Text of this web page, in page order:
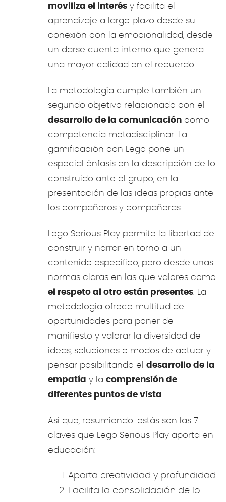
moviliza el interés y facilita el
aprendizaje a largo plazo desde su
conexión con la emocionalidad, desde
un darse cuenta interno que genera
una mayor calidad en el recuerdo.
La metodología cumple también un
segundo objetivo relacionado con el
desarrollo de la comunicación como
competencia metadisciplinar. La
gamificación con Lego pone un
especial énfasis en la descripción de lo
construido ante el grupo, en la
presentación de las ideas propias ante
los compañeros y compañeras.
Lego Serious Play permite la libertad de
construir y narrar en torno a un
contenido específico, pero desde unas
normas claras en las que valores como
el respeto al otro están presentes . La
metodología ofrece multitud de
oportunidades para poner de
manifiesto y valorar la diversidad de
ideas, soluciones o modos de actuar y
pensar posibilitando el desarrollo de la
empatía y la comprensión de
diferentes puntos de vista
Así que, resumiendo: estás son las 7
claves que Lego Serious Play aporta en
educación:
Aporta creatividad y profundidad
Facilita la consolidación de lo